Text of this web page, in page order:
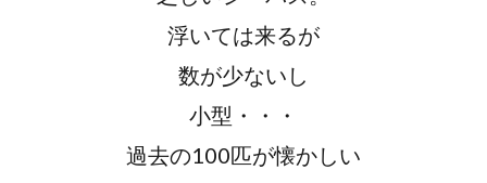
浮いては来るが
数が少ないし
小型・・・
過去の100匹が懐かしい